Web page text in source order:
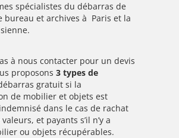
spécialistes du débarras de
bureau et archives à Paris et la
à nous contacter pour un devis
proposons 3 types de
gratuit si la
de mobilier et objets est
dans le cas de rachat
et payants s’il n’y a
ou objets récupérables.